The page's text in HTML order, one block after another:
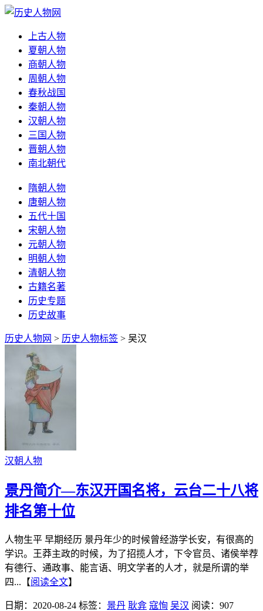
上古人物
夏朝人物
商朝人物
周朝人物
春秋战国
秦朝人物
汉朝人物
三国人物
晋朝人物
南北朝代
隋朝人物
唐朝人物
五代十国
宋朝人物
元朝人物
明朝人物
清朝人物
古籍名著
历史专题
历史故事
历史人物网 > 历史人物标签 > 吴汉
汉朝人物
景丹简介—东汉开国名将，云台二十八将
排名第十位
人物生平 早期经历 景丹年少的时候曾经游学长安，有很高的
学识。王莽主政的时候，为了招揽人才，下令官员、诸侯举荐
有德行、通政事、能言语、明文学者的人才，就是所谓的举
四...【阅读全文】
日期：2020-08-24 标签： 景丹 耿弇 寇恂 吴汉 阅读：907